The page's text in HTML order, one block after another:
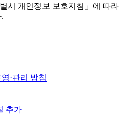
시 개인정보 보호지침」에 따라
·관리 방침
추가